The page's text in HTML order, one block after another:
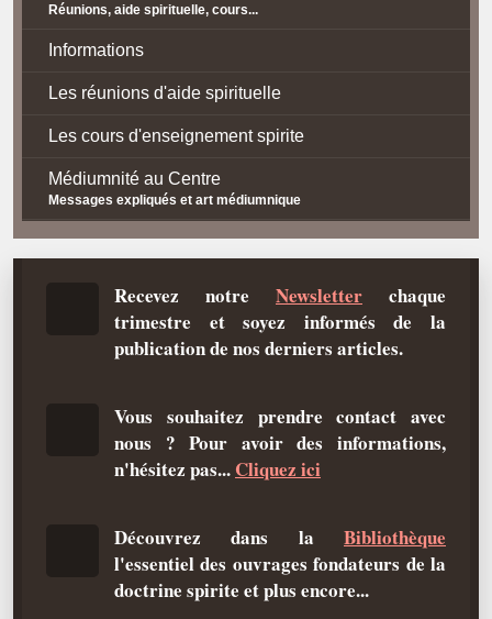
Réunions, aide spirituelle, cours...
Informations
Les réunions d'aide spirituelle
Les cours d'enseignement spirite
Médiumnité au Centre
Messages expliqués et art médiumnique
Contact / Accès
La doctrine Spirite
Les bases du spiritisme
Historique
But des manifestations spirites
Recevez notre Newsletter chaque
trimestre et soyez informés de la
publication de nos derniers articles.
Vous souhaitez prendre contact avec
nous ? Pour avoir des informations,
n'hésitez pas... Cliquez ici
Découvrez dans la Bibliothèque
l'essentiel des ouvrages fondateurs de la
doctrine spirite et plus encore...